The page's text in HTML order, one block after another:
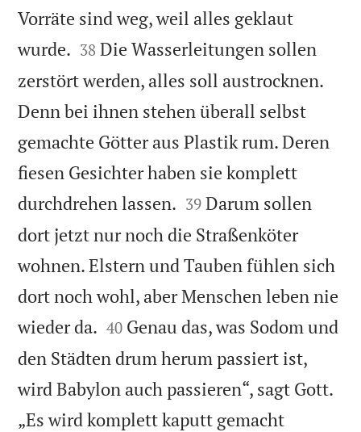
Vorräte sind weg, weil alles geklaut
wurde. 

38 Die Wasserleitungen sollen
zerstört werden, alles soll austrocknen.
Denn bei ihnen stehen überall selbst
gemachte Götter aus Plastik rum. Deren
fiesen Gesichter haben sie komplett
durchdrehen lassen. 

39 Darum sollen
dort jetzt nur noch die Straßenköter
wohnen. Elstern und Tauben fühlen sich
dort noch wohl, aber Menschen leben nie
wieder da. 

40 Genau das, was Sodom und
den Städten drum herum passiert ist,
wird Babylon auch passieren“, sagt Gott.
„Es wird komplett kaputt gemacht